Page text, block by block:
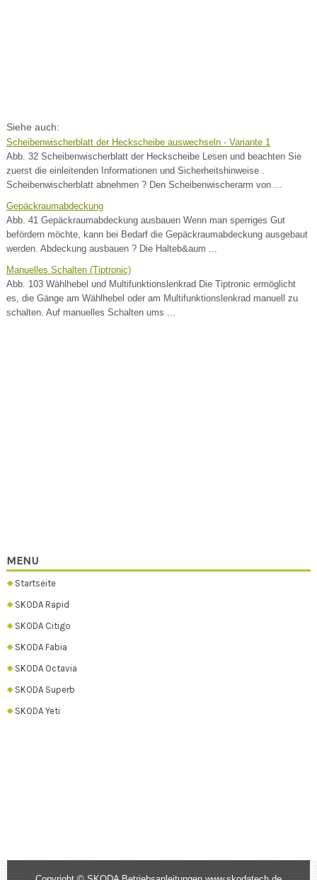
Siehe auch:
Scheibenwischerblatt der Heckscheibe auswechseln - Variante 1
Abb. 32 Scheibenwischerblatt der Heckscheibe Lesen und beachten Sie
zuerst die einleitenden Informationen und Sicherheitshinweise .
Scheibenwischerblatt abnehmen ? Den Scheibenwischerarm von ...
Gepäckraumabdeckung
Abb. 41 Gepäckraumabdeckung ausbauen Wenn man sperriges Gut
befördern möchte, kann bei Bedarf die Gepäckraumabdeckung ausgebaut
werden. Abdeckung ausbauen ? Die Halteb&aum ...
Manuelles Schalten (Tiptronic)
Abb. 103 Wählhebel und Multifunktionslenkrad Die Tiptronic ermöglicht
es, die Gänge am Wählhebel oder am Multifunktionslenkrad manuell zu
schalten. Auf manuelles Schalten ums ...
MENU
Startseite
SKODA Rapid
SKODA Citigo
SKODA Fabia
SKODA Octavia
SKODA Superb
SKODA Yeti